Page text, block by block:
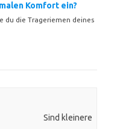
Komfort ein?
du die Trageriemen deines
Sind kleinere